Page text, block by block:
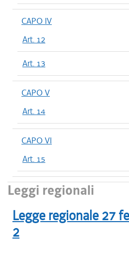
CAPO IV
Art. 12
Art. 13
CAPO V
Art. 14
CAPO VI
Art. 15
Leggi regionali
Legge regionale 27
2